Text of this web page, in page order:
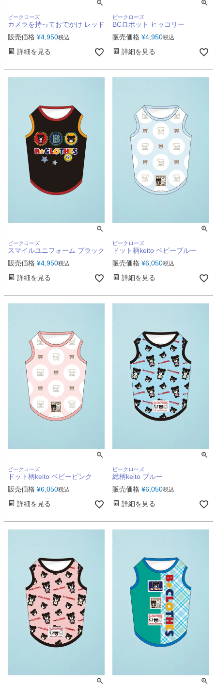
ビークローズ
カメラを持っておでかけ レッド
販売価格 ¥4,950税込
詳細を見る
ビークローズ
BCロボット ヒッコリー
販売価格 ¥4,950税込
詳細を見る
ビークローズ
スマイルユニフォーム ブラック
販売価格 ¥4,950税込
詳細を見る
ビークローズ
ドット柄keito ベビーブルー
販売価格 ¥6,050税込
詳細を見る
ビークローズ
ドット柄keito ベビーピンク
販売価格 ¥6,050税込
詳細を見る
ビークローズ
総柄keito ブルー
販売価格 ¥6,050税込
詳細を見る